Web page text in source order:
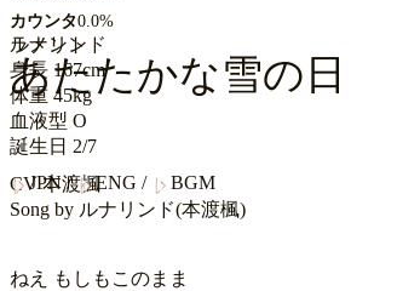
カウンタ0.0%
ルナリンド
身長 167cm
体重 45kg
血液型 O
誕生日 2/7
ラメント
あたたかな雪の日
JPN/ ENG / BGM
CV 本渡楓
Song by ルナリンド(本渡楓)
ねえ もしもこのまま